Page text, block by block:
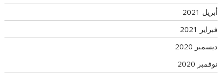
أبريل 2021
فبراير 2021
ديسمبر 2020
نوفمبر 2020